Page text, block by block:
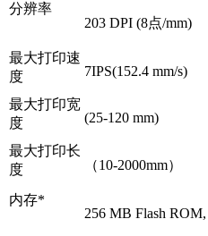
分辨率
203 DPI (8点/mm)
最大打印速
度
7IPS(152.4 mm/s)
最大打印宽
度
(25-120 mm)
最大打印长
度
（10-2000mm）
内存*
256 MB Flash